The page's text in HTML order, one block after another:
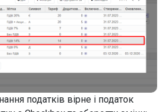
податків вірне і податок